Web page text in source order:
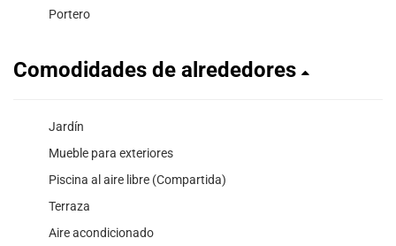
Portero
Comodidades de alrededores
Jardín
Mueble para exteriores
Piscina al aire libre (Compartida)
Terraza
Aire acondicionado